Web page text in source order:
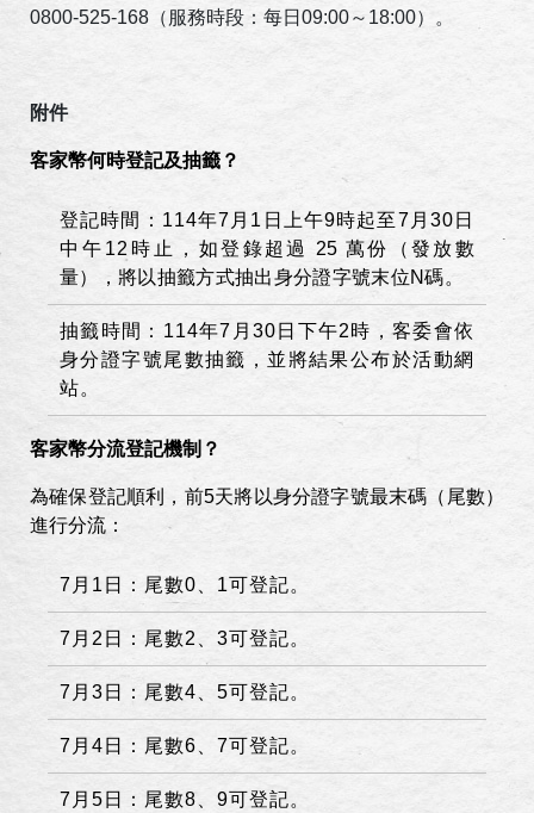
0800-525-168（服務時段：每日09:00～18:00）。
附件
客家幣何時登記及抽籤？
登記時間： 114年7 月 1 日上午9時起至7 月 30 日
中午 12 時止 ， 如登錄超過 25萬份（發放數
量），將以抽籤方式抽出身分證字號末位N碼。
抽籤時間： 114年7 月 30 日下午2時，客委會依
身分證字號尾數抽籤，並將結果公布於活動網
站。
客家幣分流登記機制？
為確保登記順利，前5天將以身分證字號最末碼（尾數）
進行分流：
7 月 1 日：尾數0、 1可登記。
7 月 2 日：尾數2 3可登記。
7 月 3 日：尾數4、 5可登記。
7 月 4 日：尾數6 7可登記。
7 月 5 日：尾數8 9可登記。